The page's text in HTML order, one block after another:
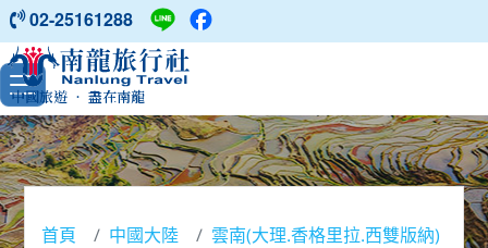
中國旅遊 ‧ 盡在南龍
02-25161288
首頁 中國大陸
雲南(大理.香格里拉.西雙版納)